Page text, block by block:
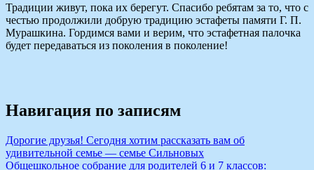
Традиции живут, пока их берегут. Спасибо ребятам за то, что с
честью продолжили добрую традицию эстафеты памяти Г. П.
Мурашкина. Гордимся вами и верим, что эстафетная палочка
будет передаваться из поколения в поколение!
Навигация по записям
Дорогие друзья! Сегодня хотим рассказать вам об
удивительной семье — семье Сильновых
Общешкольное собрание для родителей 6 и 7 классов: